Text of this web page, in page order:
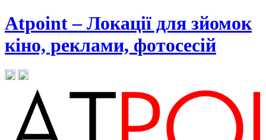
Atpoint – Локації для зйомок
кіно, реклами, фотосесій